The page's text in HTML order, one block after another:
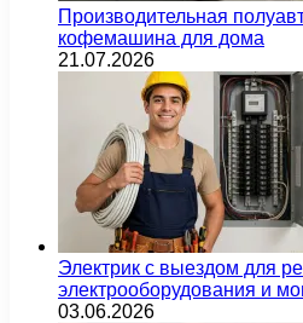
Производительная
кофемашина для дома
21.07.2026
Электрик с выездом для
электрооборудования и
03.06.2026